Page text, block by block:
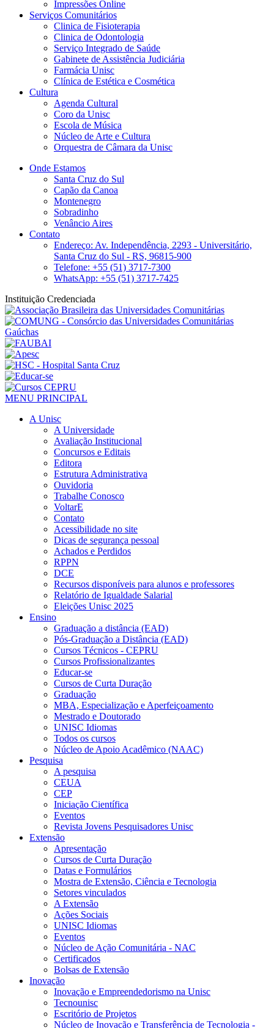
Impressões Online
Serviços Comunitários
Clinica de Fisioterapia
Clinica de Odontologia
Serviço Integrado de Saúde
Gabinete de Assistência Judiciária
Farmácia Unisc
Clínica de Estética e Cosmética
Cultura
Agenda Cultural
Coro da Unisc
Escola de Música
Núcleo de Arte e Cultura
Orquestra de Câmara da Unisc
Onde Estamos
Santa Cruz do Sul
Capão da Canoa
Montenegro
Sobradinho
Venâncio Aires
Contato
Endereço: Av. Independência, 2293 - Universitário,
Santa Cruz do Sul - RS, 96815-900
Telefone: +55 (51) 3717-7300
WhatsApp: +55 (51) 3717-7425
Instituição Credenciada
MENU PRINCIPAL
A Unisc
A Universidade
Avaliação Institucional
Concursos e Editais
Editora
Estrutura Administrativa
Ouvidoria
Trabalhe Conosco
VoltarE
Contato
Acessibilidade no site
Dicas de segurança pessoal
Achados e Perdidos
RPPN
DCE
Recursos disponíveis para alunos e professores
Relatório de Igualdade Salarial
Eleições Unisc 2025
Ensino
Graduação a distância (EAD)
Pós-Graduação a Distância (EAD)
Cursos Técnicos - CEPRU
Cursos Profissionalizantes
Educar-se
Cursos de Curta Duração
Graduação
MBA, Especialização e Aperfeiçoamento
Mestrado e Doutorado
UNISC Idiomas
Todos os cursos
Núcleo de Apoio Acadêmico (NAAC)
Pesquisa
A pesquisa
CEUA
CEP
Iniciação Científica
Eventos
Revista Jovens Pesquisadores Unisc
Extensão
Apresentação
Cursos de Curta Duração
Datas e Formulários
Mostra de Extensão, Ciência e Tecnologia
Setores vinculados
A Extensão
Ações Sociais
UNISC Idiomas
Eventos
Núcleo de Ação Comunitária - NAC
Certificados
Bolsas de Extensão
Inovação
Inovação e Empreendedorismo na Unisc
Tecnounisc
Escritório de Projetos
Núcleo de Inovação e Transferência de Tecnologia -